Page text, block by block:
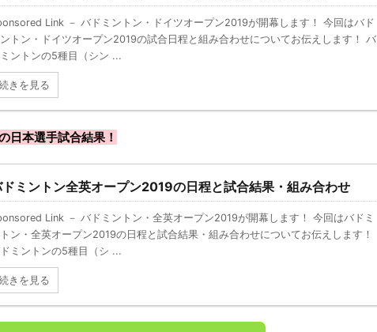
Link － バドミントン・ドイツオープン2019が開幕します！ 今回はバド
ントン・ドイツオープン2019の試合日程と組み合わせについてお伝えします！ バ
ミントンの5種目（シン ...
きを見る
本選手試合結果！
ミントン全英オープン2019の日程と試合結果・組み合わせ
Link － バドミントン・全英オープン2019が開幕します！ 今回はバドミ
ン・全英オープン2019の日程と試合結果・組み合わせについてお伝えします！
ミントンの5種目（シ ...
きを見る